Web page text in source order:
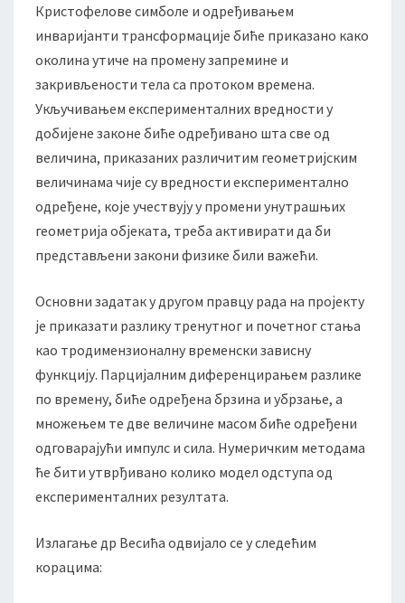
Кристофелове симболе и одређивањем
инваријанти трансформације биће приказано како
околина утиче на промену запремине и
закривљености тела са протоком времена.
Укључивањем експерименталних вредности у
добијене законе биће одређивано шта све од
величина, приказаних различитим геометријским
величинама чије су вредности експериментално
одређене, које учествују у промени унутрашњих
геометрија објеката, треба активирати да би
представљени закони физике били важећи.
Основни задатак у другом правцу рада на пројекту
је приказати разлику тренутног и почетног стања
као тродимензионалну временски зависну
функцију. Парцијалним диференцирањем разлике
по времену, биће одређена брзина и убрзање, а
множењем те две величине масом биће одређени
одговарајући импулс и сила. Нумеричким методама
ће бити утврђивано колико модел одступа од
експерименталних резултата.
Излагање др Весића одвијало се у следећим
корацима: